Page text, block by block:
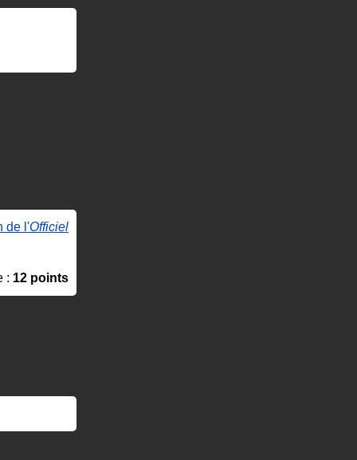
de l'Officiel
: 12 points